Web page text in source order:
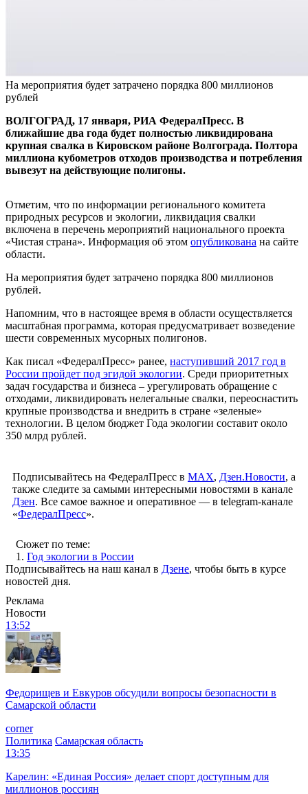
На мероприятия будет затрачено порядка 800 миллионов
рублей
ВОЛГОГРАД, 17 января, РИА ФедералПресс. В
ближайшие два года будет полностью ликвидирована
крупная свалка в Кировском районе Волгограда. Полтора
миллиона кубометров отходов производства и потребления
вывезут на действующие полигоны.
Отметим, что по информации регионального комитета
природных ресурсов и экологии, ликвидация свалки
включена в перечень мероприятий национального проекта
«Чистая страна». Информация об этом опубликована на сайте
области.
На мероприятия будет затрачено порядка 800 миллионов
рублей.
Напомним, что в настоящее время в области осуществляется
масштабная программа, которая предусматривает возведение
шести современных мусорных полигонов.
Как писал «ФедералПресс» ранее, наступивший 2017 год в
России пройдет под эгидой экологии. Среди приоритетных
задач государства и бизнеса – урегулировать обращение с
отходами, ликвидировать нелегальные свалки, переоснастить
крупные производства и внедрить в стране «зеленые»
технологии. В целом бюджет Года экологии составит около
350 млрд рублей.
Подписывайтесь на ФедералПресс в МАХ, Дзен.Новости, а
также следите за самыми интересными новостями в канале
Дзен. Все самое важное и оперативное — в telegram-канале
«ФедералПресс».
Сюжет по теме:
1. Год экологии в России
Подписывайтесь на наш канал в Дзене, чтобы быть в курсе
новостей дня.
Реклама
Новости
13:52
Федорищев и Евкуров обсудили вопросы безопасности в
Самарской области
corner
Политика Самарская область
13:35
Карелин: «Единая Россия» делает спорт доступным для
миллионов россиян